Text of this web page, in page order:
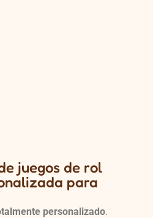
juegos de rol
para
personalizado.